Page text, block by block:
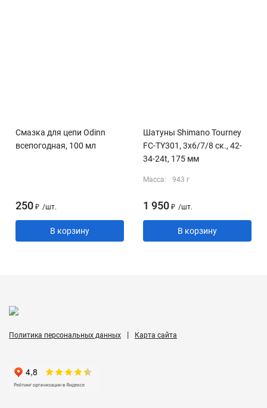
Смазка для цепи Odinn
всепогодная, 100 мл
250 ₽ /шт.
В корзину
Шатуны Shimano Tourney
FC-TY301, 3x6/7/8 ск., 42-
34-24t, 175 мм
Масса: 943 г
1 950 ₽ /шт.
В корзину
Политика персональных данных | Карта сайта